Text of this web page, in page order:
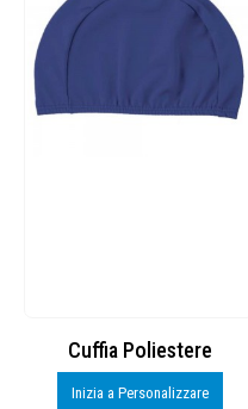
Cuffia Poliestere
Inizia a Personalizzare